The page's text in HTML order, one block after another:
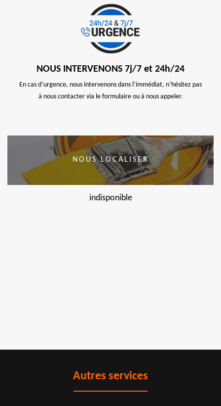
NOUS INTERVENONS 7j/7 et 24h/24
En cas d’urgence, nous intervenons dans l’immédiat, n’hésitez pas
à nous contacter via le formulaire ou à nous appeler.
NOUS LOCALISER
indisponible
Autres services